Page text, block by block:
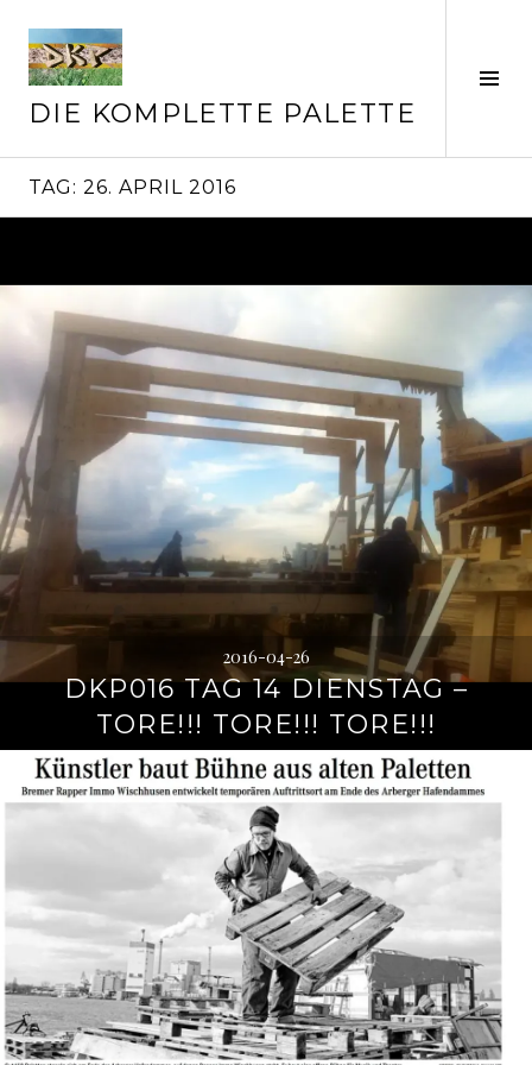
zum
Inhalt
DIE KOMPLETTE PALETTE
TAG: 26. APRIL 2016
2016-04-26
DKP016 TAG 14 DIENSTAG –
TORE!!! TORE!!! TORE!!!